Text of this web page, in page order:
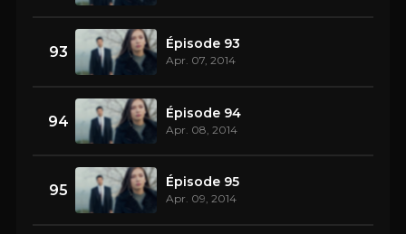
93 Épisode 93
Apr. 07, 2014
94 Épisode 94
Apr. 08, 2014
95 Épisode 95
Apr. 09, 2014